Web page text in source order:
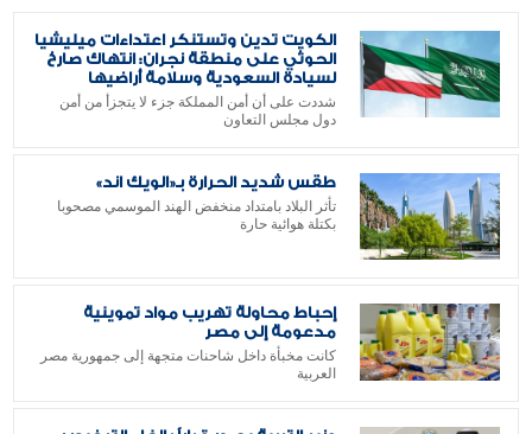
الكويت تدين وتستنكر اعتداءات ميليشيا
الحوثي على منطقة نجران: انتهاك صارخ
لسيادة السعودية وسلامة أراضيها
شددت على أن أمن المملكة جزء لا يتجزأ من أمن
دول مجلس التعاون
طقس شديد الحرارة بـ«الويك اند»
تأثر البلاد بامتداد منخفض الهند الموسمي مصحوبا
بكتلة هوائية حارة
إحباط محاولة تهريب مواد تموينية
مدعومة إلى مصر
كانت مخبأة داخل شاحنات متجهة إلى جمهورية مصر
العربية